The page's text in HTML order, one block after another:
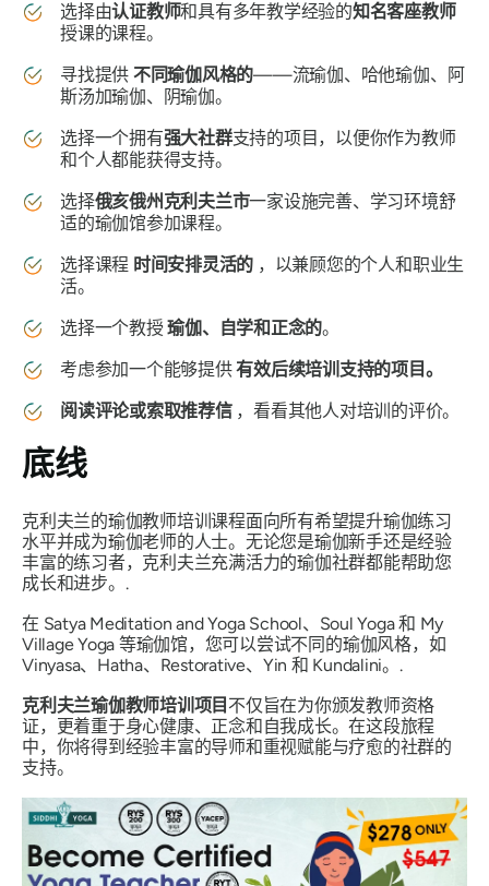
选择由认证教师和具有多年教学经验的知名客座教师
授课的课程。
寻找提供 不同瑜伽风格的——流瑜伽、哈他瑜伽、阿
斯汤加瑜伽、阴瑜伽。
选择一个拥有强大社群支持的项目，以便你作为教师
和个人都能获得支持。
选择俄亥俄州克利夫兰市一家设施完善、学习环境舒
适的瑜伽馆参加课程。
选择课程 时间安排灵活的 ，以兼顾您的个人和职业生
活。
选择一个教授瑜伽、自学和正念的。
考虑参加一个能够提供有效后续培训支持的项目。
阅读评论或索取推荐信 ，看看其他人对培训的评价。
底线
克利夫兰的瑜伽教师培训课程面向所有希望提升瑜伽练习
水平并成为瑜伽老师的人士。无论您是瑜伽新手还是经验
丰富的练习者，克利夫兰充满活力的瑜伽社群都能帮助您
成长和进步。.
在 Satya Meditation and Yoga School、Soul Yoga 和 My
Village Yoga 等瑜伽馆，您可以尝试不同的瑜伽风格，如
Vinyasa、Hatha、Restorative、Yin 和 Kundalini。.
克利夫兰瑜伽教师培训项目 不仅旨在为你颁发教师资格
证，更着重于身心健康、正念和自我成长。在这段旅程
中，你将得到经验丰富的导师和重视赋能与疗愈的社群的
支持。